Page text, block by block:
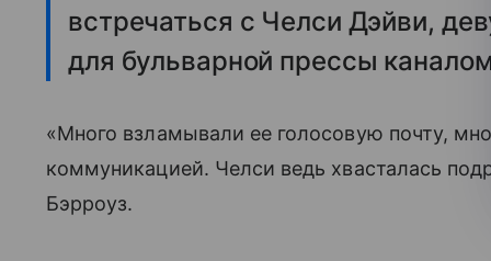
встречаться с Челси Дэйви,
для бульварной прессы
«Много взламывали ее голосовую почту,
коммуникацией. Челси ведь хвасталась
Бэрроуз.